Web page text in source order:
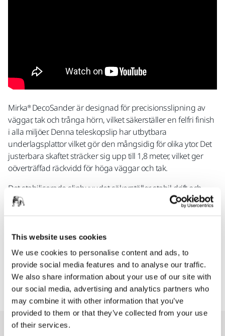
This website uses cookies
We use cookies to personalise content and ads, to
provide social media features and to analyse our traffic.
We also share information about your use of our site with
our social media, advertising and analytics partners who
may combine it with other information that you’ve
provided to them or that they’ve collected from your use
of their services.
Mirka® DecoSander är designad för precisionsslipning av
väggar, tak och trånga hörn, vilket säkerställer en felfri finish
i alla miljöer. Denna teleskopslip har utbytbara
underlagsplattor vilket gör den mångsidig för olika ytor. Det
justerbara skaftet sträcker sig upp till 1,8 meter, vilket ger
oöverträffad räckvidd för höga väggar och tak.
Det stabiliserade sliphuvudet säkerställer stabil drift och
förhindrar oavsiktlig lutning och skador på kanter. Det
arbetsmiljö utan ökar också användareffektiviteten.
Oavsett om du är proffs eller gör-det-själv-entusiast,
kommer du att uppskatta DecoSanders ergonomiska
design och avancerade funktioner som ger exceptionell
slipprestanda.